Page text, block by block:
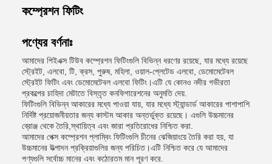
কম্প্রেশন ফিটিং
পণ্যের বর্ণনাঃ
আমাদের পিইএক্স টিউব কম্প্রেশন ফিটিংগুলি বিভিন্ন ধরণের রয়েছে, যার মধ্যে রয়েছে
স্ট্রেইট, এলবো, টি, ক্রস, পুরুষ, মহিলা, ওয়াল-প্লেটেড এলবো, ডেমোমেটেবল
স্ট্রেইট ফিটিং এবং ডেমোমেটেবল এলবো ফিটিং।এটি যে কোনও নদীর গভীরতা
প্রকল্পের চাহিদা মেটাতে বিস্তৃত কনফিগারেশনের অনুমতি দেয়.
ফিটিংগুলি বিভিন্ন আকারের মধ্যে পাওয়া যায়, যার মধ্যে স্ট্যান্ডার্ড আকারের পাশাপাশি
নির্দিষ্ট প্রয়োজনীয়তার জন্য কাস্টম আকার অন্তর্ভুক্ত রয়েছে। এগুলি উচ্চমানের
ব্রোঞ্জ থেকে তৈরি,স্থায়িত্ব এবং জারা প্রতিরোধের নিশ্চিত করা.
আমাদের পেক্স কম্প্রেশন প্লাম্বিং ফিটিংগুলি চীনের ঝেজিয়াংয়ে তৈরি করা হয়, যা
উচ্চমানের উত্পাদন প্রক্রিয়াগুলির জন্য পরিচিত।এটি নিশ্চিত করে যে আমাদের
পণ্যগুলি সর্বোচ্চ মানের এবং কঠোরতম মান পূরণ করে.